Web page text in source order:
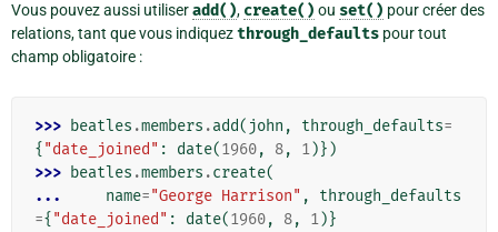
Vous pouvez aussi utiliseradd(), create() ou set() pour créer des
relations, tant que vous indiquezthrough_defaults pour tout
champ obligatoire :
>>> beatles .members .add( john , through_defaults=
{ "date_joined" : date(1960, 8, 1)})
>>> beatles .members .create(
...
name="George Harrison" ,
through_defaults
={ "date_joined" : date(1960, 8, 1)}